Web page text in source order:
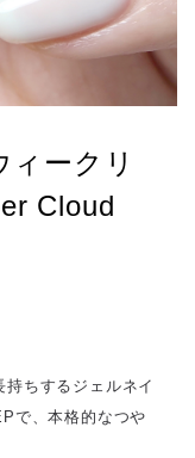
ィークリ
Cloud
ちするジェルネイ
で、本格的なつや